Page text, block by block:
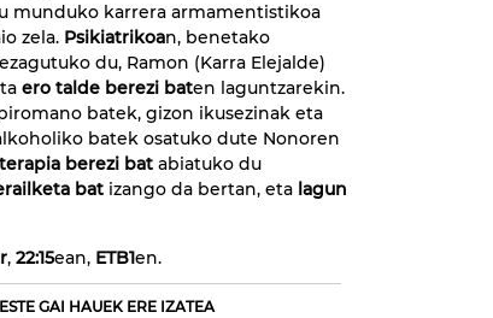
munduko karrera armamentistikoa
zela. Psikiatrikoan, benetako
du, Ramon (Karra Elejalde)
ero talde berezi baten laguntzarekin.
batek, gizon ikusezinak eta
batek osatuko dute Nonoren
terapia berezi bat abiatuko du
bat izango da bertan, eta lagun
, 22:15ean, ETB1en.
GAI HAUEK ERE IZATEA